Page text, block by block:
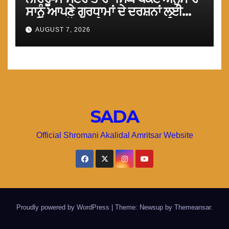
ਸਾਨੂੰ ਆਪਣੇ ਗੁਰਧਾਮਾਂ ਦੇ ਦਰਸ਼ਨਾਂ ਲਈ
ਤੁਰੰਤ ਸਰਹੱਦਾਂ ਅਤੇ ਕਰਤਾਰਪੁਰ ਸਾਹਿਬ
ਲਾਂਘਾ ਖੋਲਿਆ ਜਾਵੇ : ਮਾਨ
AUGUST 7, 2026
SADA
Official Shromani Akalidal Amritsar Website
Proudly powered by WordPress | Theme: Newsup by Themeansar.